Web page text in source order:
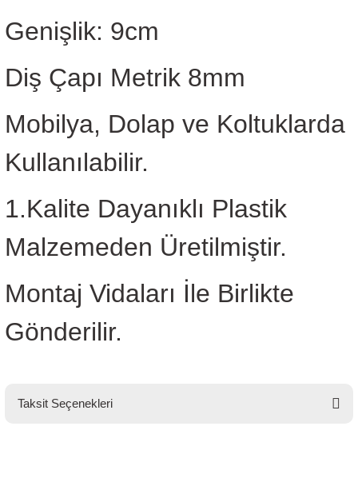
Genişlik: 9cm
Diş Çapı Metrik 8mm
Mobilya, Dolap ve Koltuklarda
Kullanılabilir.
1.Kalite Dayanıklı Plastik
Malzemeden Üretilmiştir.
Montaj Vidaları İle Birlikte
Gönderilir.
Taksit Seçenekleri